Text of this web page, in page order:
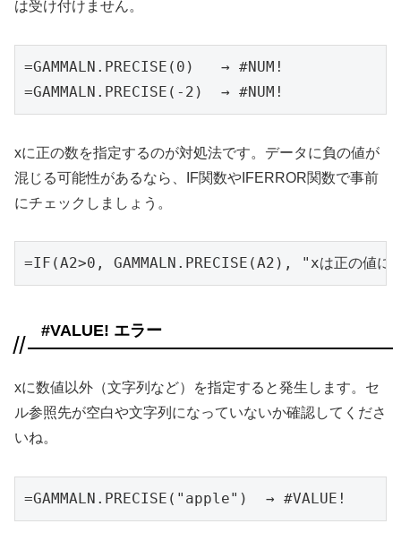
は受け付けません。
=GAMMALN.PRECISE(0)   → #NUM!
=GAMMALN.PRECISE(-2)  → #NUM!
xに正の数を指定するのが対処法です。データに負の値が
混じる可能性があるなら、IF関数やIFERROR関数で事前
にチェックしましょう。
=IF(A2>0, GAMMALN.PRECISE(A2), "xは正の値に
#VALUE! エラー
xに数値以外（文字列など）を指定すると発生します。セ
ル参照先が空白や文字列になっていないか確認してくださ
いね。
=GAMMALN.PRECISE("apple")  → #VALUE!